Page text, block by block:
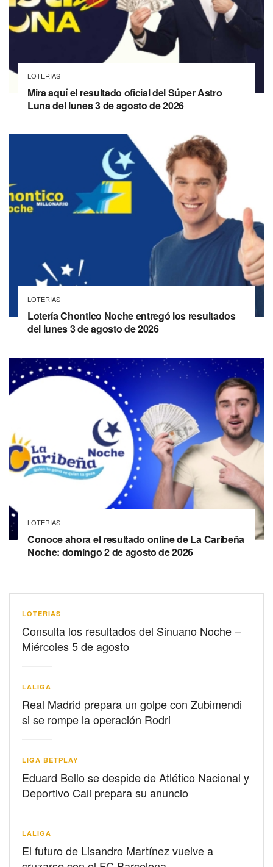
LOTERIAS
Mira aquí el resultado oficial del Súper Astro
Luna del lunes 3 de agosto de 2026
LOTERIAS
Lotería Chontico Noche entregó los resultados
del lunes 3 de agosto de 2026
LOTERIAS
Conoce ahora el resultado online de La Caribeña
Noche: domingo 2 de agosto de 2026
LOTERIAS
Consulta los resultados del Sinuano Noche –
Miércoles 5 de agosto
LALIGA
Real Madrid prepara un golpe con Zubimendi
si se rompe la operación Rodri
LIGA BETPLAY
Eduard Bello se despide de Atlético Nacional y
Deportivo Cali prepara su anuncio
LALIGA
El futuro de Lisandro Martínez vuelve a